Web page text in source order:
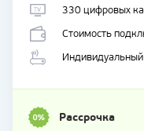
330 цифровых
Стоимость
Рассрочка